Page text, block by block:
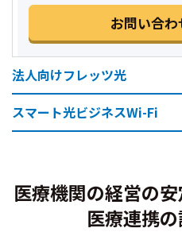
お問い合
法人向けフレッツ光
スマート光ビジネスWi-Fi
医療機関の経営の
医療連携